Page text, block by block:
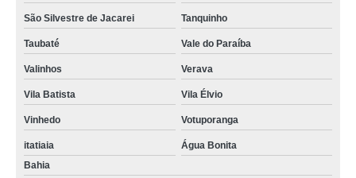
São Silvestre de Jacarei Tanquinho
Taubaté Vale do Paraíba
Valinhos Verava
Vila Batista Vila Élvio
Vinhedo Votuporanga
itatiaia
Água Bonita
Bahia